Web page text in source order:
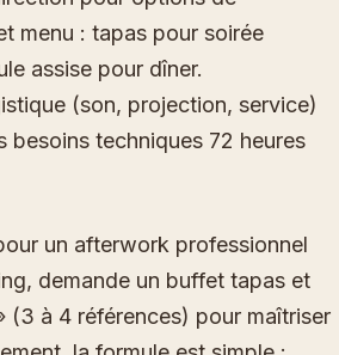
menu : tapas pour soirée
assise pour dîner.
(son, projection, service)
besoins techniques 72 heures
un afterwork professionnel
demande un buffet tapas et
(3 à 4 références) pour maîtriser